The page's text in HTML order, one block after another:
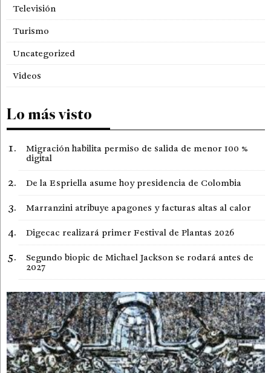
Televisión
Turismo
Uncategorized
Videos
Lo más visto
Migración habilita permiso de salida de menor 100 %
digital
De la Espriella asume hoy presidencia de Colombia
Marranzini atribuye apagones y facturas altas al calor
Digecac realizará primer Festival de Plantas 2026
Segundo biopic de Michael Jackson se rodará antes de
2027